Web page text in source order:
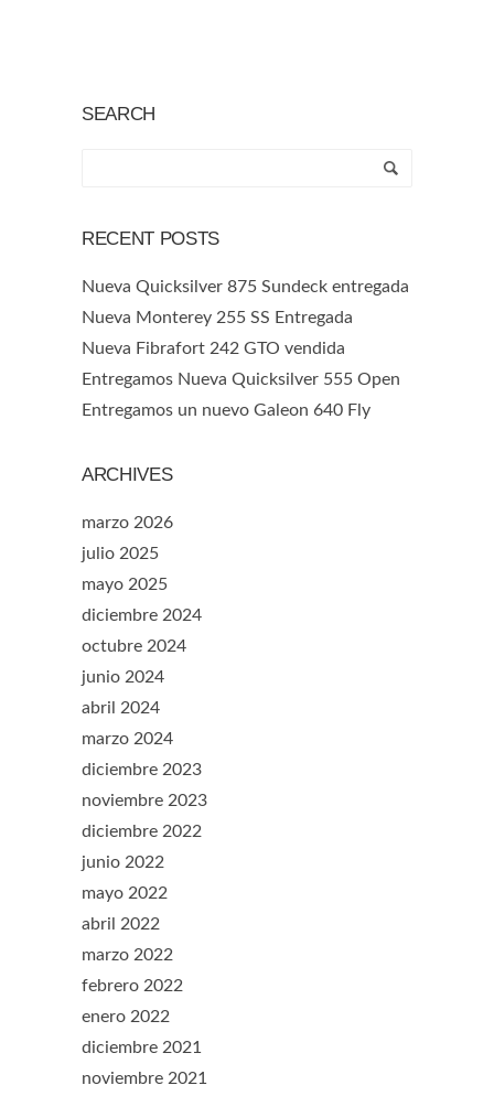
SEARCH
RECENT POSTS
Nueva Quicksilver 875 Sundeck entregada
Nueva Monterey 255 SS Entregada
Nueva Fibrafort 242 GTO vendida
Entregamos Nueva Quicksilver 555 Open
Entregamos un nuevo Galeon 640 Fly
ARCHIVES
marzo 2026
julio 2025
mayo 2025
diciembre 2024
octubre 2024
junio 2024
abril 2024
marzo 2024
diciembre 2023
noviembre 2023
diciembre 2022
junio 2022
mayo 2022
abril 2022
marzo 2022
febrero 2022
enero 2022
diciembre 2021
noviembre 2021